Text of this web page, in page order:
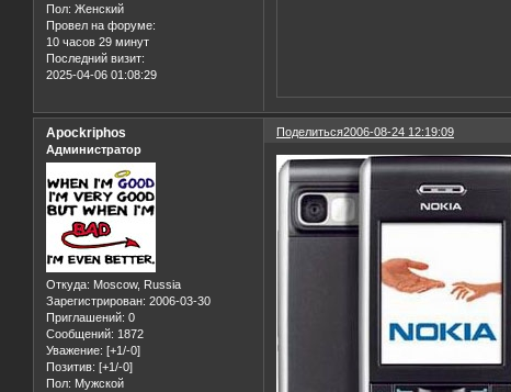
Пол: Женский
Провел на форуме:
10 часов 29 минут
Последний визит:
2025-04-06 01:08:29
Поделиться2006-08-24 12:19:09
Apockriphos
Администратор
Откуда: Moscow, Russia
Зарегистрирован: 2006-03-30
Приглашений: 0
Сообщений: 1872
Уважение: [+1/-0]
Позитив: [+1/-0]
Пол: Мужской